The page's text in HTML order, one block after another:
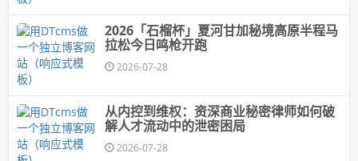
2026「石榴杯」夏河甘加秘境高原半程马
拉松今日鸣枪开跑
2026-07-28
从内控到维权：资深商业秘密律师如何破
解人才流动中的泄密困局
2026-07-28